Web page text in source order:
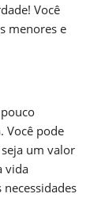
Você
menores e
Você pode
um valor
vida